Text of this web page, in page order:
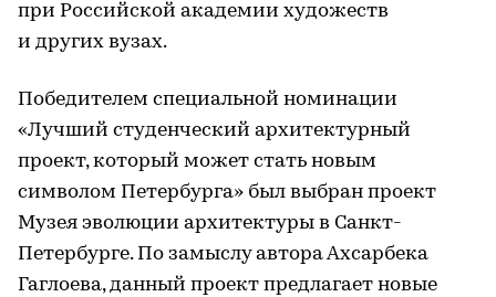
при Российской академии художеств
и других вузах.
Победителем специальной номинации
«Лучший студенческий архитектурный
проект, который может стать новым
символом Петербурга» был выбран проект
Музея эволюции архитектуры в Санкт-
Петербурге. По замыслу автора Ахсарбека
Гаглоева, данный проект предлагает новые